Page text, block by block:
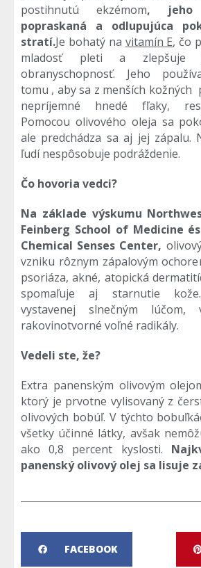
postihnutú ekzémom, jeho
popraskaná a odlupujúca
stratí.Je bohatý na vitamín E, čo
mladosť pleti a zlepšuje
obranyschopnosť. Jeho
tomu , aby sa z menších kožných
nepríjemné hnedé fľaky,
Pomocou olivového oleja sa
ale predchádza sa aj jej zápalu.
ľudí nespôsobuje podráždenie.
Čo hovoria vedci?
Na základe výskumu
Feinberg School of Medicine
Chemical Senses Center,
vzniku rôznym zápalovým
psoriáza, akné, atopická
spomaľuje aj starnutie
vystavenej slnečným
rakovinotvorné voľné radikály.
Vedeli ste, že?
Extra panenským olivovým
ktorý je prvotne vylisovaný z
olivových bobúľ. V týchto
všetky účinné látky, avšak
ako 0,8 percent kyslosti.
panenský olivový olej sa lisuje
FACEBOOK